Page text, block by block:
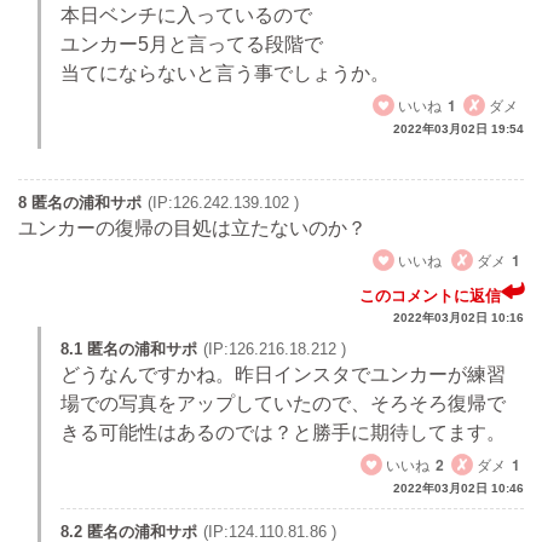
本日ベンチに入っているので
ユンカー5月と言ってる段階で
当てにならないと言う事でしょうか。
いいね 1 ダメ
2022年03月02日 19:54
8 匿名の浦和サポ (IP:126.242.139.102 )
ユンカーの復帰の目処は立たないのか？
いいね
ダメ 1
このコメントに返信
2022年03月02日 10:16
8.1 匿名の浦和サポ (IP:126.216.18.212 )
どうなんですかね。昨日インスタでユンカーが練習
場での写真をアップしていたので、そろそろ復帰で
きる可能性はあるのでは？と勝手に期待してます。
いいね 2 ダメ 1
2022年03月02日 10:46
8.2 匿名の浦和サポ (IP:124.110.81.86 )